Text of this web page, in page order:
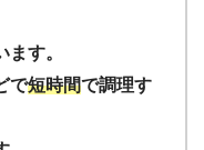
す。
で短時間で調理す